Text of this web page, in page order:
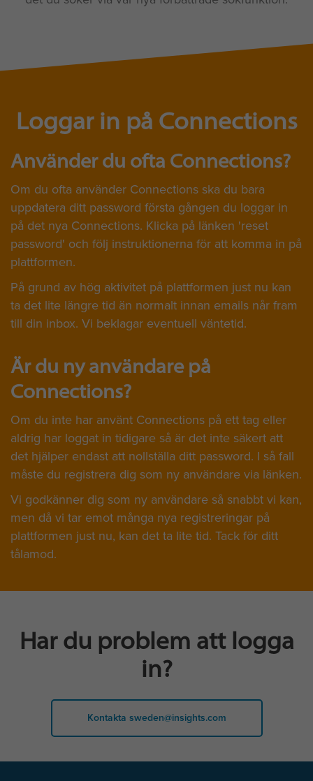
Loggar in på Connections
Använder du ofta Connections?
Om du ofta använder Connections ska du bara
uppdatera ditt password första gången du loggar in
på det nya Connections. Klicka på länken 'reset
password' och följ instruktionerna för att komma in på
plattformen.
På grund av hög aktivitet på plattformen just nu kan
ta det lite längre tid än normalt innan emails når fram
till din inbox. Vi beklagar eventuell väntetid.
Är du ny användare på
Connections?
Om du inte har använt Connections på ett tag eller
aldrig har loggat in tidigare så är det inte säkert att
det hjälper endast att nollställa ditt password. I så fall
måste du registrera dig som ny användare via länken.
Vi godkänner dig som ny användare så snabbt vi kan,
men då vi tar emot många nya registreringar på
plattformen just nu, kan det ta lite tid. Tack för ditt
tålamod.
Har du problem att logga
in?
Kontakta sweden@insights.com